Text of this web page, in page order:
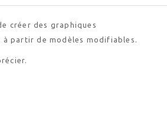
créer des graphiques
à partir de modèles modifiables.